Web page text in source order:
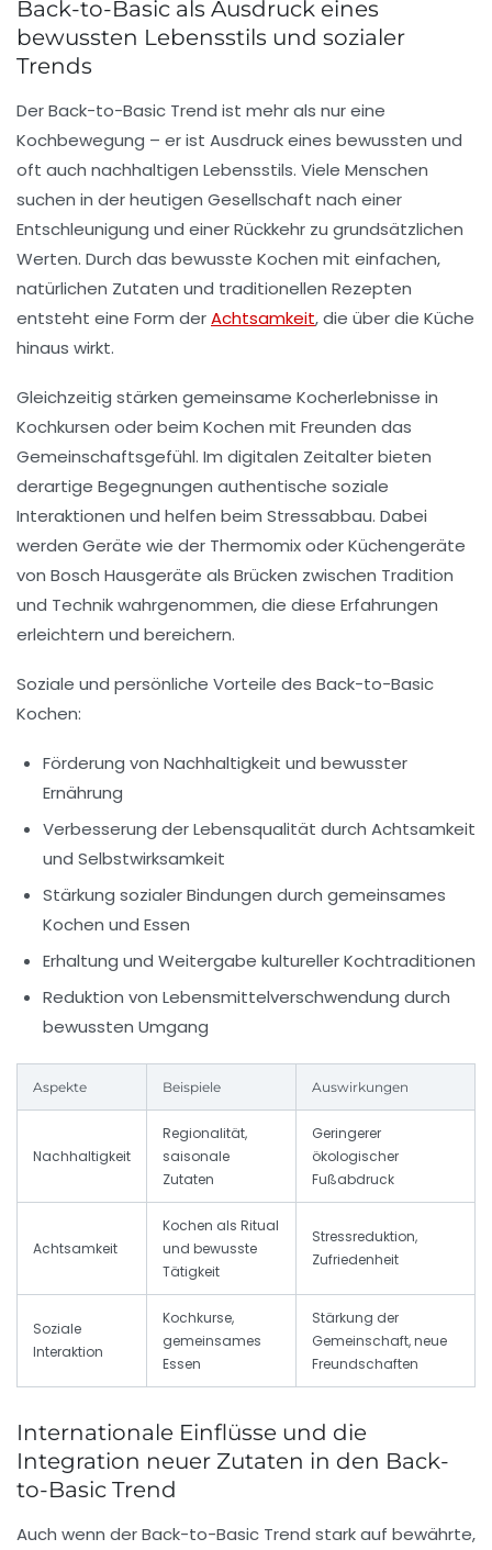
Back-to-Basic als Ausdruck eines
bewussten Lebensstils und sozialer
Trends
Der Back-to-Basic Trend ist mehr als nur eine
Kochbewegung – er ist Ausdruck eines bewussten und
oft auch nachhaltigen Lebensstils. Viele Menschen
suchen in der heutigen Gesellschaft nach einer
Entschleunigung und einer Rückkehr zu grundsätzlichen
Werten. Durch das bewusste Kochen mit einfachen,
natürlichen Zutaten und traditionellen Rezepten
entsteht eine Form derAchtsamkeit, die über die Küche
hinaus wirkt.
Gleichzeitig stärken gemeinsame Kocherlebnisse in
Kochkursen oder beim Kochen mit Freunden das
Gemeinschaftsgefühl. Im digitalen Zeitalter bieten
derartige Begegnungen authentische soziale
Interaktionen und helfen beim Stressabbau. Dabei
werden Geräte wie der Thermomix oder Küchengeräte
von Bosch Hausgeräte als Brücken zwischen Tradition
und Technik wahrgenommen, die diese Erfahrungen
erleichtern und bereichern.
Soziale und persönliche Vorteile des Back-to-Basic
Kochen:
Förderung von Nachhaltigkeit und bewusster
Ernährung
Verbesserung der Lebensqualität durch Achtsamkeit
und Selbstwirksamkeit
Stärkung sozialer Bindungen durch gemeinsames
Kochen und Essen
Erhaltung und Weitergabe kultureller Kochtraditionen
Reduktion von Lebensmittelverschwendung durch
bewussten Umgang
Aspekte Beispiele Auswirkungen
Nachhaltigkeit
Regionalität,
saisonale
Zutaten
Geringerer
ökologischer
Fußabdruck
Achtsamkeit
Kochen als Ritual
und bewusste
Tätigkeit
Stressreduktion,
Zufriedenheit
Soziale
Interaktion
Kochkurse,
gemeinsames
Essen
Stärkung der
Gemeinschaft, neue
Freundschaften
Internationale Einflüsse und die
Integration neuer Zutaten in den Back-
to-Basic Trend
Auch wenn der Back-to-Basic Trend stark auf bewährte,